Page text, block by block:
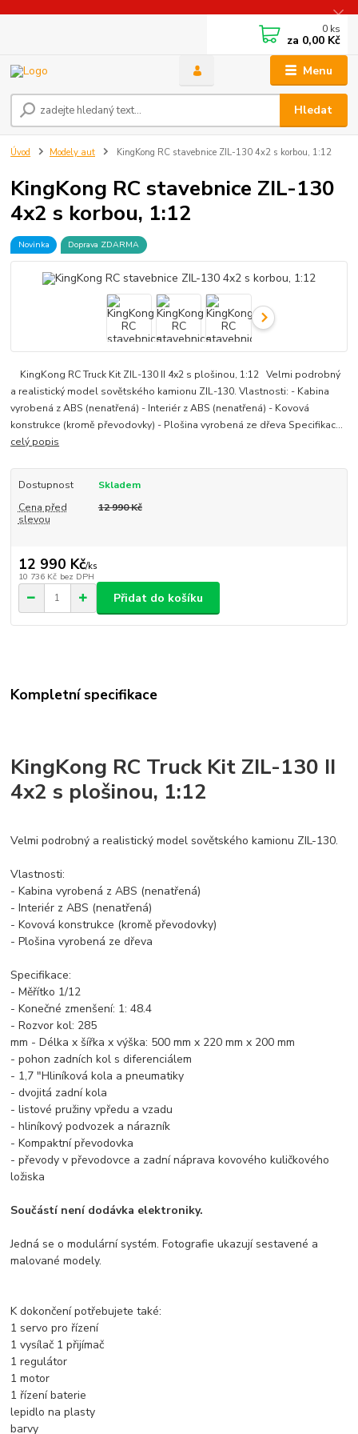
Menu
Hledat
0 ks
za 0,00 Kč
Úvod Modely aut KingKong RC stavebnice ZIL-130 4x2 s korbou, 1:12
KingKong RC stavebnice ZIL-130
4x2 s korbou, 1:12
Novinka Doprava ZDARMA
KingKong RC Truck Kit ZIL-130 II 4x2 s plošinou, 1:12 Velmi podrobný
a realistický model sovětského kamionu ZIL-130. Vlastnosti: - Kabina
vyrobená z ABS (nenatřená) - Interiér z ABS (nenatřená) - Kovová
konstrukce (kromě převodovky) - Plošina vyrobená ze dřeva Specifikac...
celý popis
Dostupnost
Skladem
Cena před
slevou
12 990 Kč
12 990 Kč/ks
10 736 Kč bez DPH
Přidat do košíku
Kompletní specifikace
KingKong RC Truck Kit ZIL-130 II
4x2 s plošinou, 1:12
Velmi podrobný a realistický model sovětského kamionu ZIL-130.
Vlastnosti:
- Kabina vyrobená z ABS (nenatřená)
- Interiér z ABS (nenatřená)
- Kovová konstrukce (kromě převodovky)
- Plošina vyrobená ze dřeva
Specifikace:
- Měřítko 1/12
- Konečné zmenšení: 1: 48.4
- Rozvor kol: 285
mm - Délka x šířka x výška: 500 mm x 220 mm x 200 mm
- pohon zadních kol s diferenciálem
- 1,7 "Hliníková kola a pneumatiky
- dvojitá zadní kola
- listové pružiny vpředu a vzadu
- hliníkový podvozek a nárazník
- Kompaktní převodovka
- převody v převodovce a zadní náprava kovového kuličkového
ložiska
Součástí není dodávka elektroniky.
Jedná se o modulární systém. Fotografie ukazují sestavené a
malované modely.
K dokončení potřebujete také:
1 servo pro řízení
1 vysílač 1 přijímač
1 regulátor
1 motor
1 řízení baterie
lepidlo na plasty
barvy